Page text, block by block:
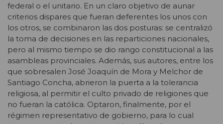
federal o el unitario. En un claro objetivo de aunar
criterios dispares que fueran deferentes los unos con
los otros, se combinaron las dos posturas: se centralizó
la toma de decisiones en las reparticiones nacionales,
pero al mismo tiempo se dio rango constitucional a las
asambleas provinciales. Además, sus autores, entre los
que sobresalen José Joaquín de Mora y Melchor de
Santiago Concha, abrieron la puerta a la tolerancia
religiosa, al permitir el culto privado de religiones que
no fueran la católica. Optaron, finalmente, por el
régimen representativo de gobierno, para lo cual